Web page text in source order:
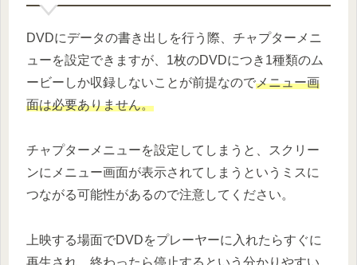
DVDにデータの書き出しを行う際、チャプターメニ
ューを設定できますが、1枚のDVDにつき1種類のム
ービーしか収録しないことが前提なのでメニュー画
面は必要ありません。
チャプターメニューを設定してしまうと、スクリー
ンにメニュー画面が表示されてしまうというミスに
つながる可能性があるので注意してください。
上映する場面でDVDをプレーヤーに入れたらすぐに
再生され、終わったら停止するという分かりやすい